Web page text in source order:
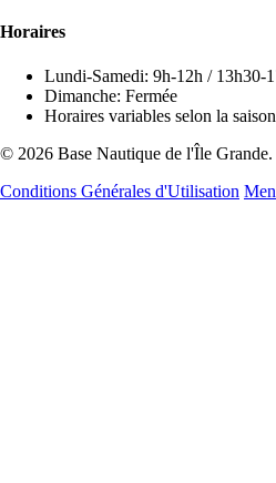
Horaires
Lundi-Samedi: 9h-12h / 13h30-
Dimanche: Fermée
Horaires variables selon la saison
© 2026 Base Nautique de l'Île Grande.
Conditions Générales d'Utilisation